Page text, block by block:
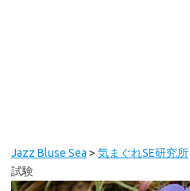
Jazz Bluse Sea > 気まぐれSE研究所
試験